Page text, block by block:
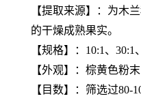
【提取来源】：为木
的干燥成熟果实。
【规格】：10:1、
【外观】：棕黄色粉末
【目数】：筛选过80-